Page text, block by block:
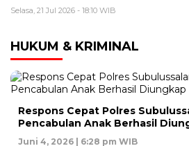
Selasa, 21 Jul 2026 - 18:10 WIB
HUKUM & KRIMINAL
Respons Cepat Polres
Pencabulan Anak Berhasil
Juni 4, 2026 | 6:28 pm WIB